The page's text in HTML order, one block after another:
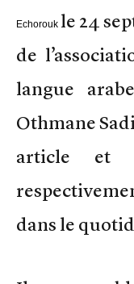
Echorouk le 24
de
langue
Othmane
article et
dans le